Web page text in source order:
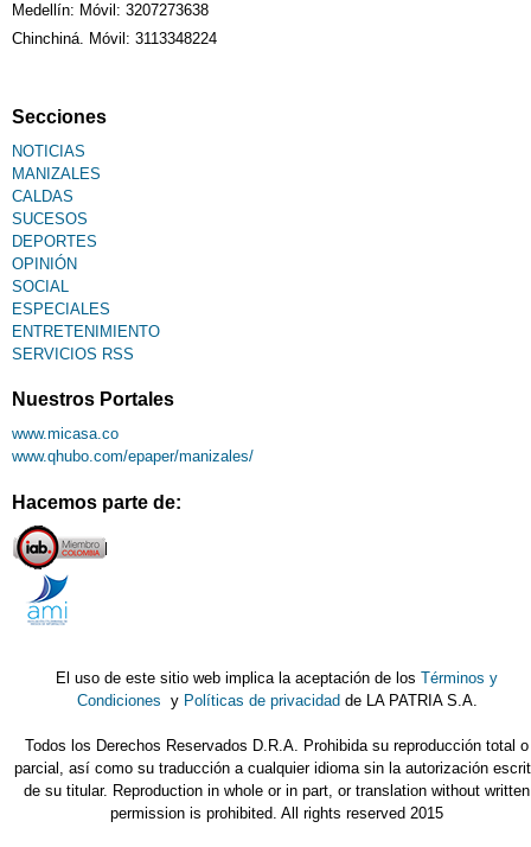
Medellín: Móvil: 3207273638
Chinchiná. Móvil: 3113348224
Secciones
NOTICIAS
MANIZALES
CALDAS
SUCESOS
DEPORTES
OPINIÓN
SOCIAL
ESPECIALES
ENTRETENIMIENTO
SERVICIOS RSS
Nuestros Portales
www.micasa.co
www.qhubo.com/epaper/manizales/
Hacemos parte de:
El uso de este sitio web implica la aceptación de losTérminos y
Condiciones y Políticas de privacidad de LA PATRIA S.A.
Todos los Derechos Reservados D.R.A. Prohibida su reproducción total o
parcial, así como su traducción a cualquier idioma sin la autorización
de su titular. Reproduction in whole or in part, or translation without written
permission is prohibited. All rights reserved 2015